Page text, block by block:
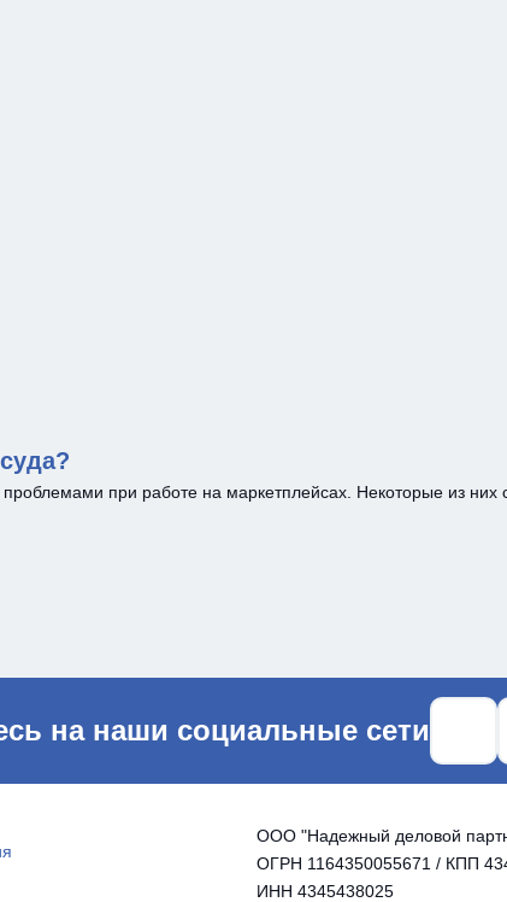
при работе на маркетплейсах. Некоторые из них
на наши социальные сети
Ссылка
ООО "Надежный деловой
ОГРН 1164350055671 / КПП
ИНН 4345438025